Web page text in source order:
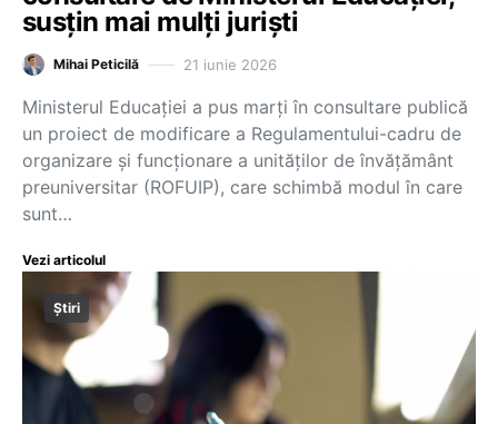
susțin mai mulți juriști
Mihai Peticilă 21 iunie 2026
Ministerul Educației a pus marți în consultare publică
un proiect de modificare a Regulamentului-cadru de
organizare și funcționare a unităților de învățământ
preuniversitar (ROFUIP), care schimbă modul în care
sunt…
Vezi articolul
Știri